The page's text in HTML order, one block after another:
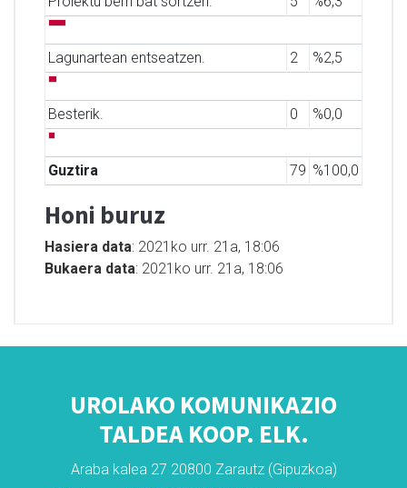
Lagunartean entseatzen. 2 %2,5
Besterik. 0 %0,0
Guztira 79 %100,0
Honi buruz
Hasiera data: 2021ko urr. 21a, 18:06
Bukaera data: 2021ko urr. 21a, 18:06
UROLAKO KOMUNIKAZIO
TALDEA KOOP. ELK.
Araba kalea 27 20800 Zarautz (Gipuzkoa)